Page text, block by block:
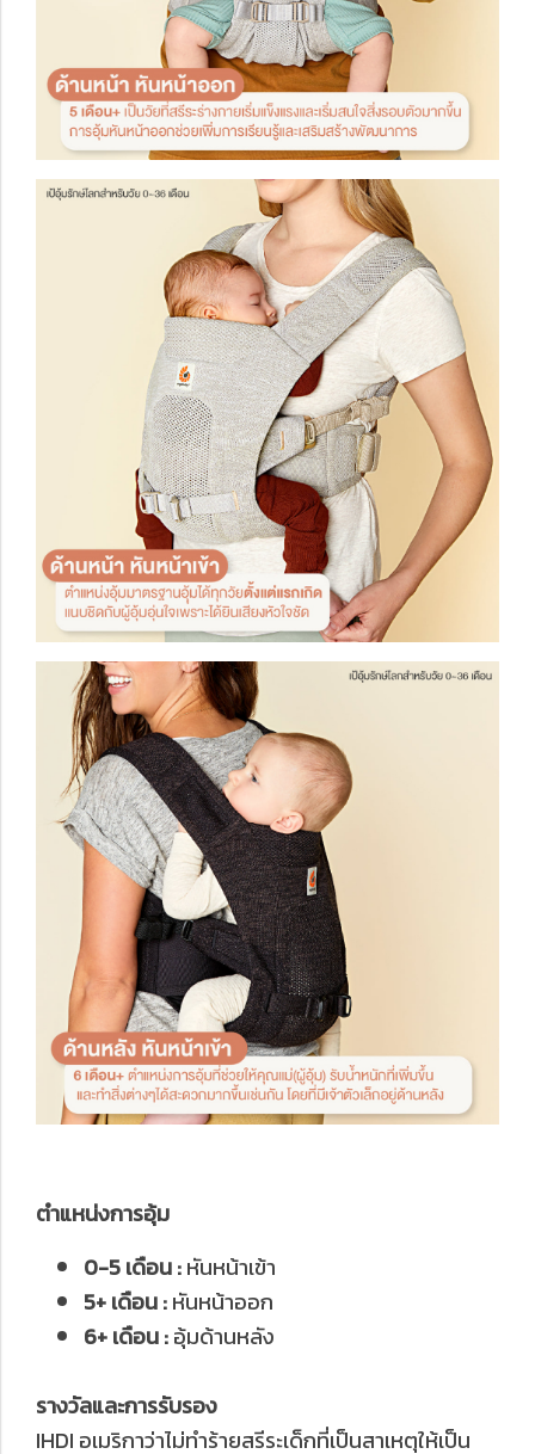
ตำแหน่งการอุ้ม
0-5 เดือน :หันหน้าเข้า
5+ เดือน :หันหน้าออก
6+ เดือน :อุ้มด้านหลัง
รางวัลและการรับรอง
IHDI อเมริกาว่าไม่ทำร้ายสรีระเด็กที่เป็นสาเหตุให้เป็น